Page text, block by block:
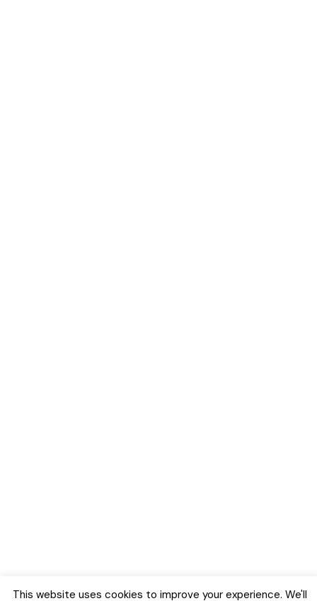
This website uses cookies to improve your experience. We'll